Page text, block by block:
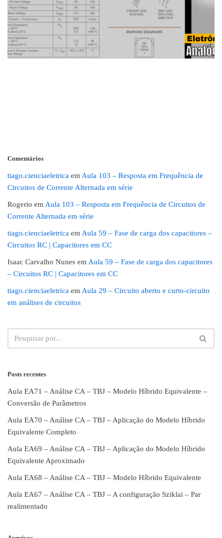
Comentários
tiago.cienciaeletrica em Aula 103 – Resposta em Frequência de
Circuitos de Corrente Alternada em série
Rogerio em Aula 103 – Resposta em Frequência de Circuitos de
Corrente Alternada em série
tiago.cienciaeletrica em Aula 59 – Fase de carga dos capacitores –
Circuitos RC | Capacitores em CC
Isaac Carvalho Nunes em Aula 59 – Fase de carga dos capacitores
– Circuitos RC | Capacitores em CC
tiago.cienciaeletrica em Aula 29 – Circuito aberto e curto-circuito
em análises de circuitos
Posts recentes
Aula EA71 – Análise CA – TBJ – Modelo Híbrido Equivalente –
Conversão de Parâmetros
Aula EA70 – Análise CA – TBJ – Aplicação do Modelo Híbrido
Equivalente Completo
Aula EA69 – Análise CA – TBJ – Aplicação do Modelo Híbrido
Equivalente Aproximado
Aula EA68 – Análise CA – TBJ – Modelo Híbrido Equivalente
Aula EA67 – Análise CA – TBJ – A configuração Sziklai – Par
realimentado